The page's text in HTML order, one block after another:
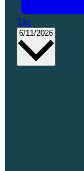
Tag
6/11/2026 Datum